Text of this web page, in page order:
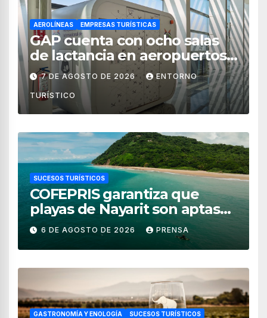
AEROLÍNEAS EMPRESAS TURÍSTICAS
GAP cuenta con ocho salas
de lactancia en aeropuertos
de México
7 DE AGOSTO DE 2026 ENTORNO
TURÍSTICO
SUCESOS TURÍSTICOS
COFEPRIS garantiza que
playas de Nayarit son aptas
para uso recreativo
6 DE AGOSTO DE 2026 PRENSA
GASTRONOMÍA Y ENOLOGÍA SUCESOS TURÍSTICOS